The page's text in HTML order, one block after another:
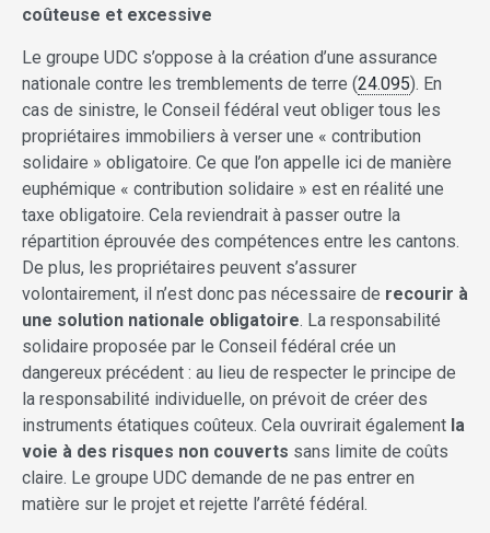
coûteuse et excessive
Le groupe UDC s’oppose à la création d’une assurance
nationale contre les tremblements de terre (24.095). En
cas de sinistre, le Conseil fédéral veut obliger tous les
propriétaires immobiliers à verser une « contribution
solidaire » obligatoire. Ce que l’on appelle ici de manière
euphémique « contribution solidaire » est en réalité une
taxe obligatoire. Cela reviendrait à passer outre la
répartition éprouvée des compétences entre les cantons.
De plus, les propriétaires peuvent s’assurer
volontairement, il n’est donc pas nécessaire de recourir à
une solution nationale obligatoire. La responsabilité
solidaire proposée par le Conseil fédéral crée un
dangereux précédent : au lieu de respecter le principe de
la responsabilité individuelle, on prévoit de créer des
instruments étatiques coûteux. Cela ouvrirait également la
voie à des risques non couverts sans limite de coûts
claire. Le groupe UDC demande de ne pas entrer en
matière sur le projet et rejette l’arrêté fédéral.